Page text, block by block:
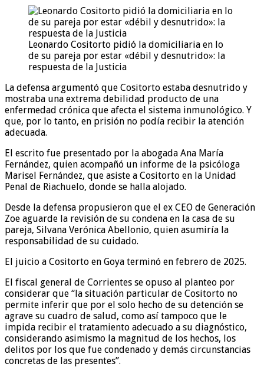
Leonardo Cositorto pidió la domiciliaria en lo
de su pareja por estar «débil y desnutrido»: la
respuesta de la Justicia
La defensa argumentó que Cositorto estaba desnutrido y
mostraba una extrema debilidad producto de una
enfermedad crónica que afecta el sistema inmunológico. Y
que, por lo tanto, en prisión no podía recibir la atención
adecuada.
El escrito fue presentado por la abogada Ana María
Fernández, quien acompañó un informe de la psicóloga
Marisel Fernández, que asiste a Cositorto en la Unidad
Penal de Riachuelo, donde se halla alojado.
Desde la defensa propusieron que el ex CEO de Generación
Zoe aguarde la revisión de su condena en la casa de su
pareja, Silvana Verónica Abellonio, quien asumiría la
responsabilidad de su cuidado.
El juicio a Cositorto en Goya terminó en febrero de 2025.
El fiscal general de Corrientes se opuso al planteo por
considerar que “la situación particular de Cositorto no
permite inferir que por el solo hecho de su detención se
agrave su cuadro de salud, como así tampoco que le
impida recibir el tratamiento adecuado a su diagnóstico,
considerando asimismo la magnitud de los hechos, los
delitos por los que fue condenado y demás circunstancias
concretas de las presentes”.